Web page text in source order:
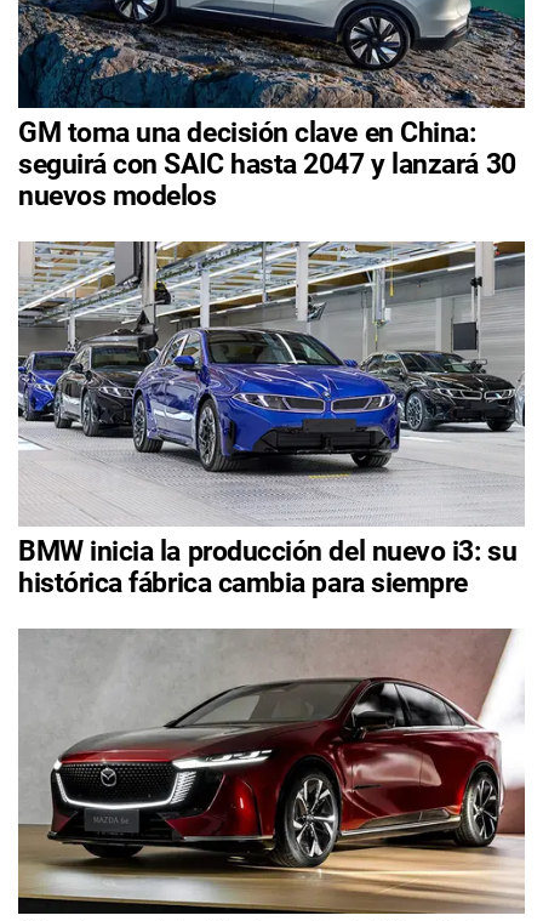
GM toma una decisión clave en China:
seguirá con SAIC hasta 2047 y lanzará 30
nuevos modelos
BMW inicia la producción del nuevo i3: su
histórica fábrica cambia para siempre